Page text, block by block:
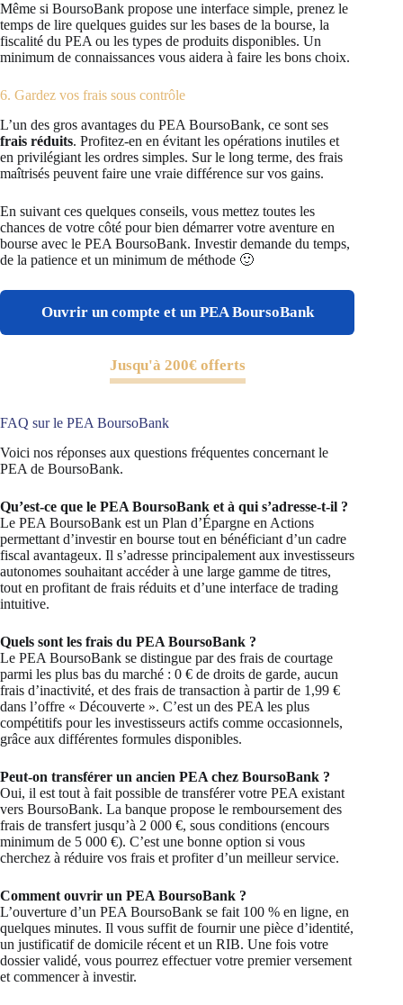
Même si BoursoBank propose une interface simple, prenez le
temps de lire quelques guides sur les bases de la bourse, la
fiscalité du PEA ou les types de produits disponibles. Un
minimum de connaissances vous aidera à faire les bons choix.
6. Gardez vos frais sous contrôle
L’un des gros avantages du PEA BoursoBank, ce sont ses
frais réduits. Profitez-en en évitant les opérations inutiles et
en privilégiant les ordres simples. Sur le long terme, des frais
maîtrisés peuvent faire une vraie différence sur vos gains.
En suivant ces quelques conseils, vous mettez toutes les
chances de votre côté pour bien démarrer votre aventure en
bourse avec le PEA BoursoBank. Investir demande du temps,
de la patience et un minimum de méthode 🙂
Ouvrir un compte et un PEA BoursoBank
Jusqu'à 200€ offerts
FAQ sur le PEA BoursoBank
Voici nos réponses aux questions fréquentes concernant le
PEA de BoursoBank.
Qu’est-ce que le PEA BoursoBank et à qui s’adresse-t-il ?
Le PEA BoursoBank est un Plan d’Épargne en Actions
permettant d’investir en bourse tout en bénéficiant d’un cadre
fiscal avantageux. Il s’adresse principalement aux investisseurs
autonomes souhaitant accéder à une large gamme de titres,
tout en profitant de frais réduits et d’une interface de trading
intuitive.
Quels sont les frais du PEA BoursoBank ?
Le PEA BoursoBank se distingue par des frais de courtage
parmi les plus bas du marché : 0 € de droits de garde, aucun
frais d’inactivité, et des frais de transaction à partir de 1,99 €
dans l’offre « Découverte ». C’est un des PEA les plus
compétitifs pour les investisseurs actifs comme occasionnels,
grâce aux différentes formules disponibles.
Peut-on transférer un ancien PEA chez BoursoBank ?
Oui, il est tout à fait possible de transférer votre PEA existant
vers BoursoBank. La banque propose le remboursement des
frais de transfert jusqu’à 2 000 €, sous conditions (encours
minimum de 5 000 €). C’est une bonne option si vous
cherchez à réduire vos frais et profiter d’un meilleur service.
Comment ouvrir un PEA BoursoBank ?
L’ouverture d’un PEA BoursoBank se fait 100 % en ligne, en
quelques minutes. Il vous suffit de fournir une pièce d’identité,
un justificatif de domicile récent et un RIB. Une fois votre
dossier validé, vous pourrez effectuer votre premier versement
et commencer à investir.